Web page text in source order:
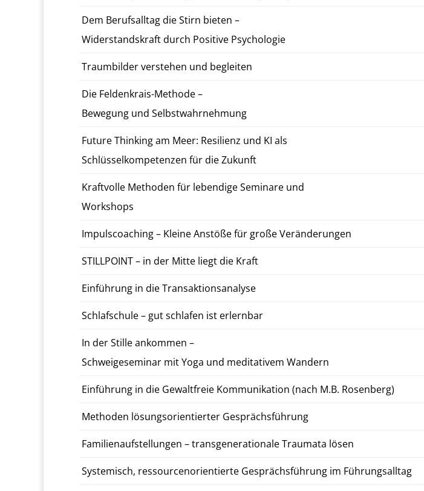
Dem Beruf­sall­t­ag die Stirn bieten –
Wider­stand­skraft durch Pos­i­tive Psy­cholo­gie
Traum­bilder ver­ste­hen und be­gleit­en
Die Feldenkrais-Meth­ode –
Be­we­gung und Selb­st­wahrnehmung
Future Think­ing am Meer: Re­silienz und KI als
Schlüs­selkom­pe­ten­zen für die Zukun­ft
Kraftvolle Meth­o­d­en für lebendi­ge Sem­inare und
Work­shops
Im­pulscoach­ing – Kleine Anstöße für große Verän­derun­gen
STILL­POINT – in der Mitte liegt die Kraft
Ein­führung in die Transak­tion­s­anal­yse
Schlaf­schule – gut schlafen ist er­lern­bar
In der Stille ankom­men –
Schweige­sem­i­nar mit Yoga und med­i­ta­tivem Wan­dern
Ein­führung in die Gewalt­freie Kom­mu­nika­tion (nach M.B. Rosen­berg)
Meth­o­d­en lö­sung­sori­en­tiert­er Gesprächs­führung
Fam­i­lien­auf­stel­lun­gen – trans­gen­er­a­tionale Trau­ma­ta lösen
Sys­temisch, ressourcenori­en­tierte Gesprächs­führung im Führungsall­t­ag